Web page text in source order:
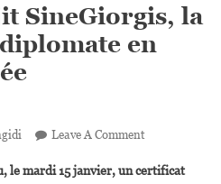
SineGiorgis, la
en
Leave A CommentOn
Konjit
le mardi 15 janvier, un certificat